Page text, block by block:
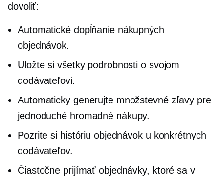
dovoliť:
Automatické dopĺňanie nákupných
objednávok.
Uložte si všetky podrobnosti o svojom
dodávateľovi.
Automaticky generujte množstevné zľavy pre
jednoduché hromadné nákupy.
Pozrite si históriu objednávok u konkrétnych
dodávateľov.
Čiastočne prijímať objednávky, ktoré sa v